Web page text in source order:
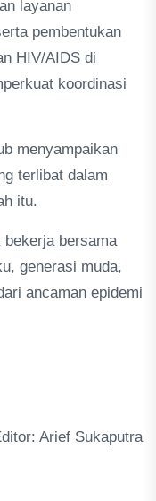
layanan
pembentukan
HIV/AIDS di
koordinasi
menyampaikan
terlibat dalam
itu.
bekerja bersama
generasi muda,
ancaman epidemi
Arief Sukaputra